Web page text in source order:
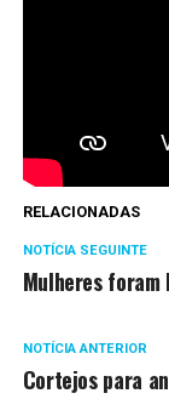
RELACIONADAS
NOTÍCIA SEGUINTE
Mulheres foram
NOTÍCIA ANTERIOR
Cortejos para